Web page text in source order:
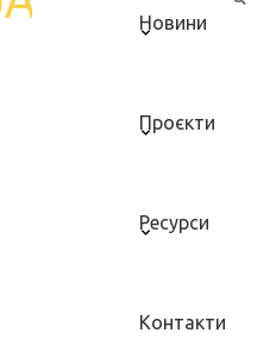
Новини
Проєкти
Ресурси
Контакти